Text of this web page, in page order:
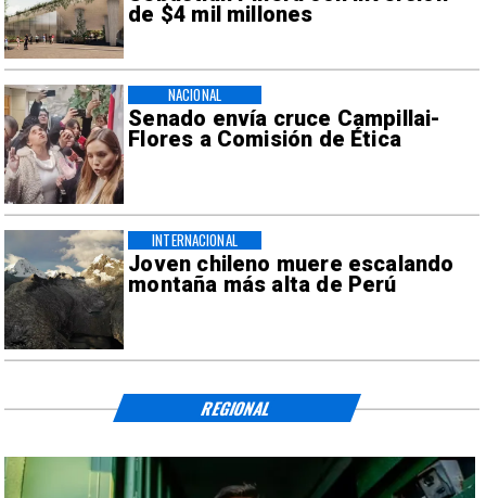
de $4 mil millones
Senado envía cruce Campillai-
Flores a Comisión de Ética
NACIONAL
Joven chileno muere escalando
montaña más alta de Perú
INTERNACIONAL
REGIONAL